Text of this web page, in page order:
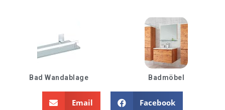
Bad Wandablage Badmöbel
Email Facebook